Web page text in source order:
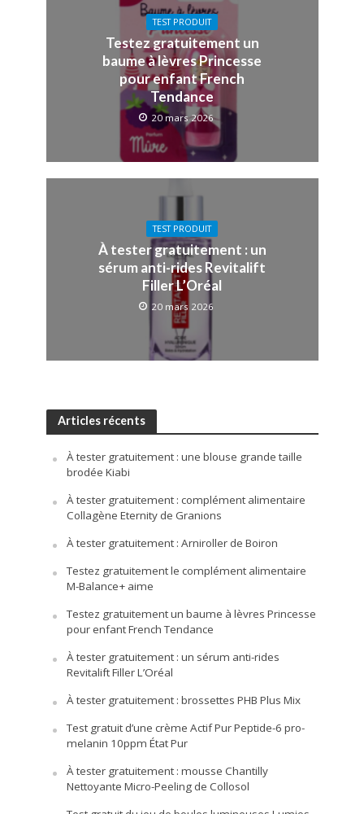
TEST PRODUIT
Testez gratuitement un
baume à lèvres Princesse
pour enfant French
Tendance
20 mars 2026
TEST PRODUIT
À tester gratuitement : un
sérum anti-rides Revitalift
Filler L’Oréal
20 mars 2026
Articles récents
À tester gratuitement : une blouse grande taille
brodée Kiabi
À tester gratuitement : complément alimentaire
Collagène Eternity de Granions
À tester gratuitement : Arniroller de Boiron
Testez gratuitement le complément alimentaire
M-Balance+ aime
Testez gratuitement un baume à lèvres Princesse
pour enfant French Tendance
À tester gratuitement : un sérum anti-rides
Revitalift Filler L’Oréal
À tester gratuitement : brossettes PHB Plus Mix
Test gratuit d’une crème Actif Pur Peptide-6 pro-
melanin 10ppm État Pur
À tester gratuitement : mousse Chantilly
Nettoyante Micro-Peeling de Collosol